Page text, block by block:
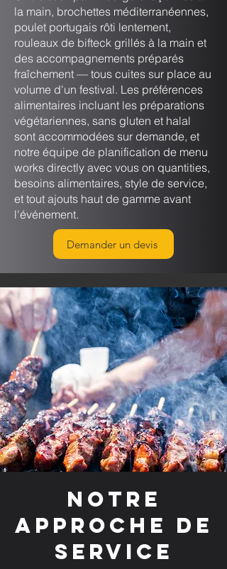
la main, brochettes méditerranéennes,
poulet portugais rôti lentement,
rouleaux de bifteck grillés à la main et
des accompagnements préparés
fraîchement — tous cuites sur place au
volume d'un festival. Les préférences
alimentaires incluant les préparations
végétariennes, sans gluten et halal
sont accommodées sur demande, et
notre équipe de planification de menu
works directly avec vous on quantities,
besoins alimentaires, style de service,
et tout ajouts haut de gamme avant
l'événement.
Demander un devis
Notre
approche de
service